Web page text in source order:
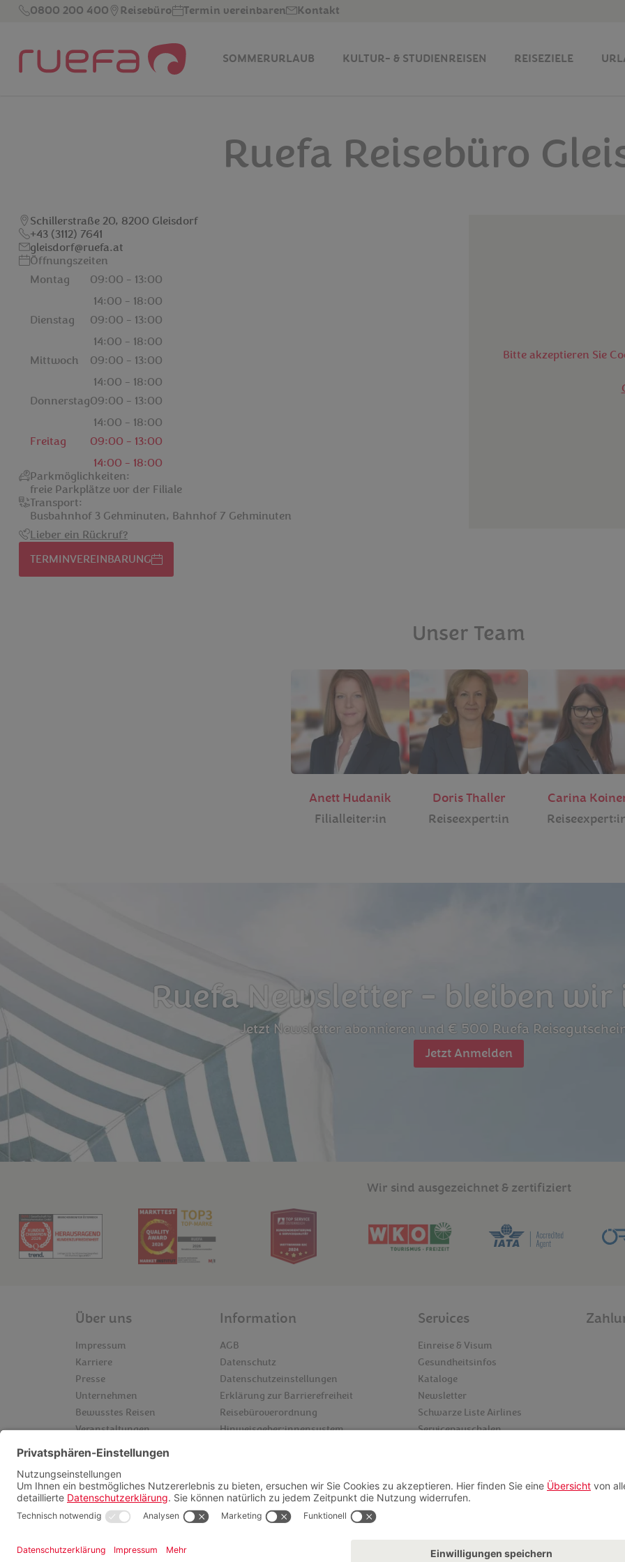
Zum Hauptinhalt springen
Ruefa Reisebüro
Schillerstraße 20, 8200 Gleisdorf
+43 (3112) 7641
gleisdorf@ruefa.at
Öffnungszeiten
Montag
09:00 - 13:00
14:00 - 18:00
Dienstag
09:00 - 13:00
14:00 - 18:00
Mittwoch
09:00 - 13:00
14:00 - 18:00
Donnerstag09:00 - 13:00
14:00 - 18:00
Freitag
09:00 - 13:00
14:00 - 18:00
Parkmöglichkeiten:
freie Parkplätze vor der Filiale
Transport:
Busbahnhof 3 Gehminuten, Bahnhof 7 Gehminuten
Lieber ein Rückruf?
TERMINVEREINBARUNG
Bitte akzeptieren Sie
Unser Team
Anett Hudanik
Filialleiter:in
Doris Thaller
Reiseexpert:in
Carina
0800 200 400 Reisebüro Termin vereinbaren Kontakt
SOMMERURLAUB KULTUR- & STUDIENREISEN REISEZIELE
Ruefa Newsletter - bleiben wir
Jetzt Newsletter abonnieren und € 500 Ruefa
Jetzt Anmelden
Wir sind ausgezeichnet & zertifiziert
Über uns
Impressum
Karriere
Presse
Unternehmen
Bewusstes Reisen
Veranstaltungen
Information
AGB
Datenschutz
Datenschutzeinstellungen
Erklärung zur Barrierefreiheit
Reisebüroverordnung
Hinweisgeber:innensystem
Hilfe
Services
Einreise & Visum
Gesundheitsinfos
Kataloge
Newsletter
Schwarze Liste Airlines
Servicepauschalen
FAQ
© 2026 Ruefa GmbH Jakov-Lind-Straße 15, A-1020 Wien